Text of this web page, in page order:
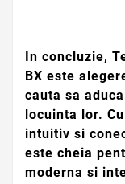
In concluzie,
BX este
cauta sa
locuinta lor.
intuitiv si
este cheia
moderna si